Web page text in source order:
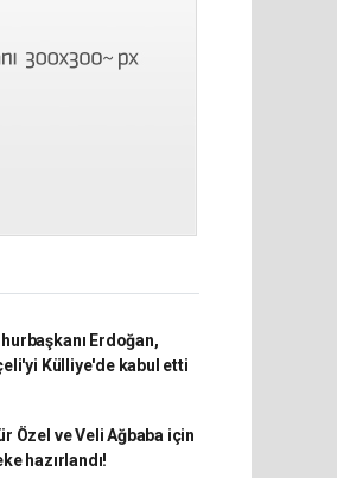
Erdoğan,
Külliye'de kabul etti
Özel ve Veli Ağbaba için
hazırlandı!